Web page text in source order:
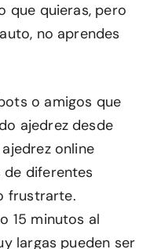
que quieras, pero
no aprendes
o amigos que
ajedrez desde
online
diferentes
frustrarte.
15 minutos al
largas pueden ser